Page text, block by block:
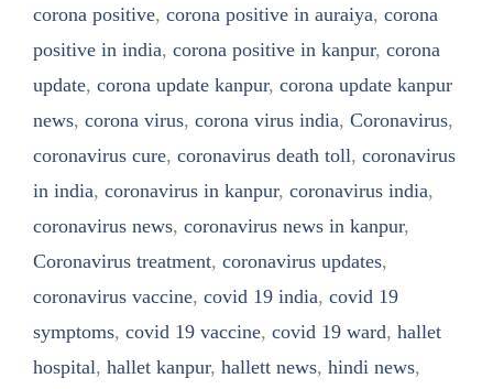
corona positive, corona positive in auraiya, corona
positive in india, corona positive in kanpur, corona
update, corona update kanpur, corona update kanpur
news, corona virus, corona virus india, Coronavirus,
coronavirus cure, coronavirus death toll, coronavirus
in india, coronavirus in kanpur, coronavirus india,
coronavirus news, coronavirus news in kanpur,
Coronavirus treatment, coronavirus updates,
coronavirus vaccine, covid 19 india, covid 19
symptoms, covid 19 vaccine, covid 19 ward, hallet
hospital, hallet kanpur, hallett news, hindi news,